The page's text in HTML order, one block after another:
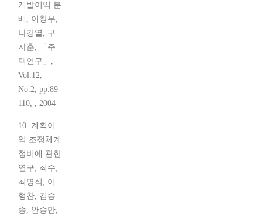
개발이익 분
배, 이창무,
나강열, 구
자훈, 「주
택연구」,
Vol.12,
No.2, pp.89-
110, , 2004
10. 계획이
익 조정체계
정비에 관한
연구, 최수,
최명식, 이
형찬, 김승
종, 안승만,